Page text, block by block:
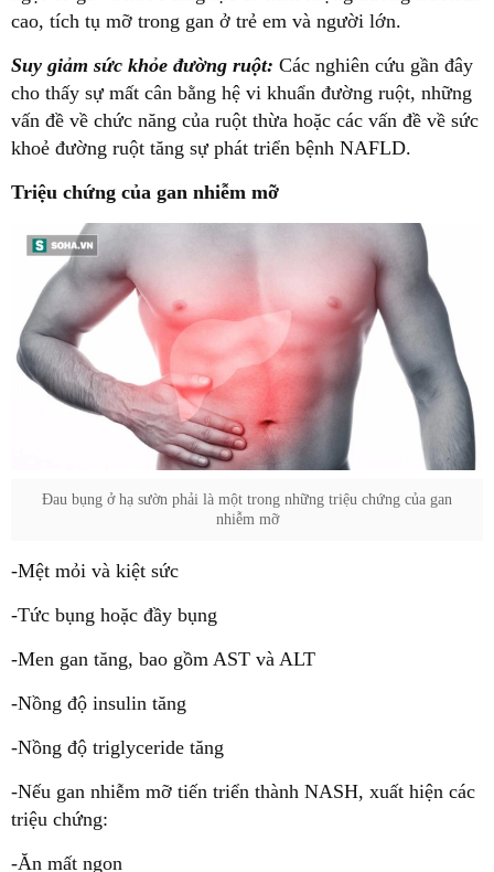
cao, tích tụ mỡ trong gan ở trẻ em và người lớn.
Suy giảm sức khỏe đường ruột: Các nghiên cứu gần đây
cho thấy sự mất cân bằng hệ vi khuẩn đường ruột, những
vấn đề về chức năng của ruột thừa hoặc các vấn đề về sức
khoẻ đường ruột tăng sự phát triển bệnh NAFLD.
Triệu chứng của gan nhiễm mỡ
Đau bụng ở hạ sườn phải là một trong những triệu chứng của gan
nhiễm mỡ
-Mệt mỏi và kiệt sức
-Tức bụng hoặc đầy bụng
-Men gan tăng, bao gồm AST và ALT
-Nồng độ insulin tăng
-Nồng độ triglyceride tăng
-Nếu gan nhiễm mỡ tiến triển thành NASH, xuất hiện các
triệu chứng:
-Ăn mất ngon